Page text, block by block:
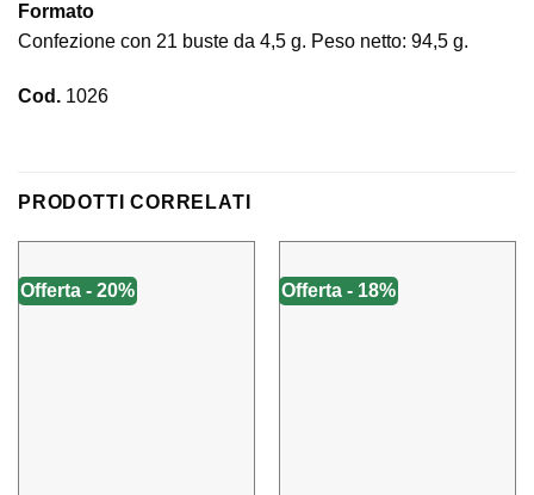
Formato
Confezione con 21 buste da 4,5 g. Peso netto: 94,5 g.
Cod. 1026
PRODOTTI CORRELATI
Offerta - 20% Offerta - 18%